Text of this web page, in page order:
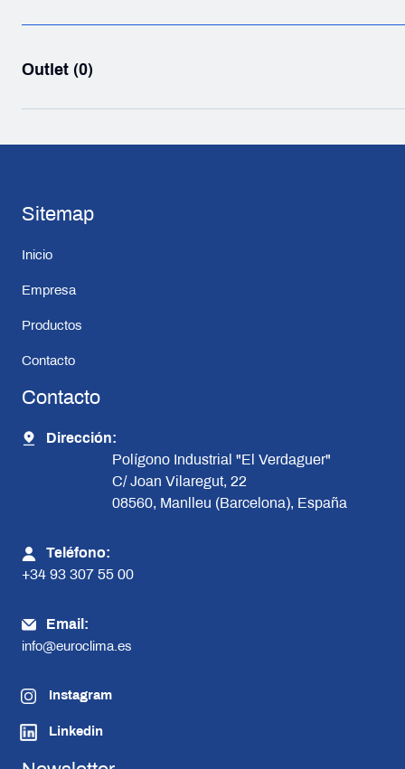
Outlet (0)
Sitemap
Inicio
Empresa
Productos
Contacto
Contacto
Dirección:
Polígono Industrial "El Verdaguer"
C/ Joan Vilaregut, 22
08560, Manlleu (Barcelona), España
Teléfono:
+34 93 307 55 00
Email:
info@euroclima.es
Instagram
Linkedin